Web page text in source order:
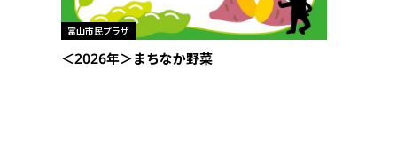
富山市民プラザ
＜2026年＞まちなか野菜